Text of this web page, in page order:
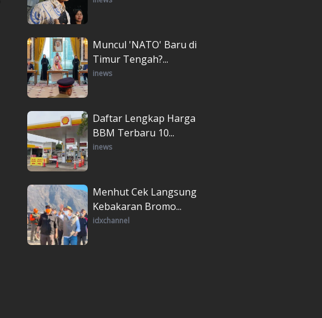
Muncul 'NATO' Baru di
Timur Tengah?...
inews
Daftar Lengkap Harga
BBM Terbaru 10...
inews
Menhut Cek Langsung
Kebakaran Bromo...
idxchannel